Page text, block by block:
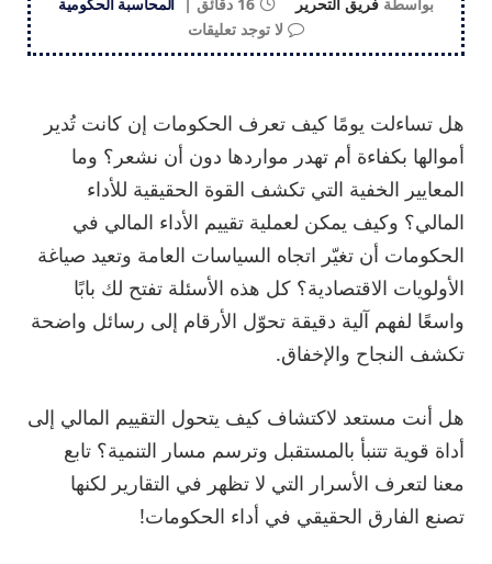
لا توجد تعليقات
هل تساءلت يومًا كيف تعرف الحكومات إن كانت تُدير
أموالها بكفاءة أم تهدر مواردها دون أن نشعر؟ وما
المعايير الخفية التي تكشف القوة الحقيقية للأداء
المالي؟ وكيف يمكن لعملية تقييم الأداء المالي في
الحكومات أن تغيّر اتجاه السياسات العامة وتعيد صياغة
الأولويات الاقتصادية؟ كل هذه الأسئلة تفتح لك بابًا
واسعًا لفهم آلية دقيقة تحوّل الأرقام إلى رسائل واضحة
تكشف النجاح والإخفاق.
هل أنت مستعد لاكتشاف كيف يتحول التقييم المالي إلى
أداة قوية تتنبأ بالمستقبل وترسم مسار التنمية؟ تابع
معنا لتعرف الأسرار التي لا تظهر في التقارير لكنها
تصنع الفارق الحقيقي في أداء الحكومات!